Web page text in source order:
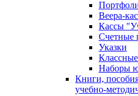
Веера-
Кассы
Счетные
Указки
Наборы
Книги,
учебно-